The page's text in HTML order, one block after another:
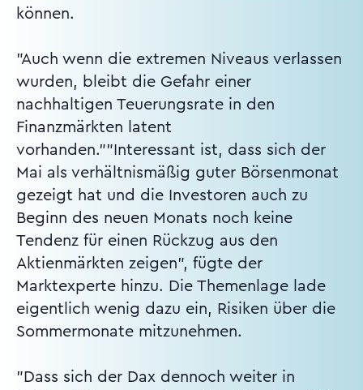
können.
"Auch wenn die extremen Niveaus verlassen
wurden, bleibt die Gefahr einer
nachhaltigen Teuerungsrate in den
Finanzmärkten latent
vorhanden.""Interessant ist, dass sich der
Mai als verhältnismäßig guter Börsenmonat
gezeigt hat und die Investoren auch zu
Beginn des neuen Monats noch keine
Tendenz für einen Rückzug aus den
Aktienmärkten zeigen", fügte der
Marktexperte hinzu. Die Themenlage lade
eigentlich wenig dazu ein, Risiken über die
Sommermonate mitzunehmen.
"Dass sich der Dax dennoch weiter in